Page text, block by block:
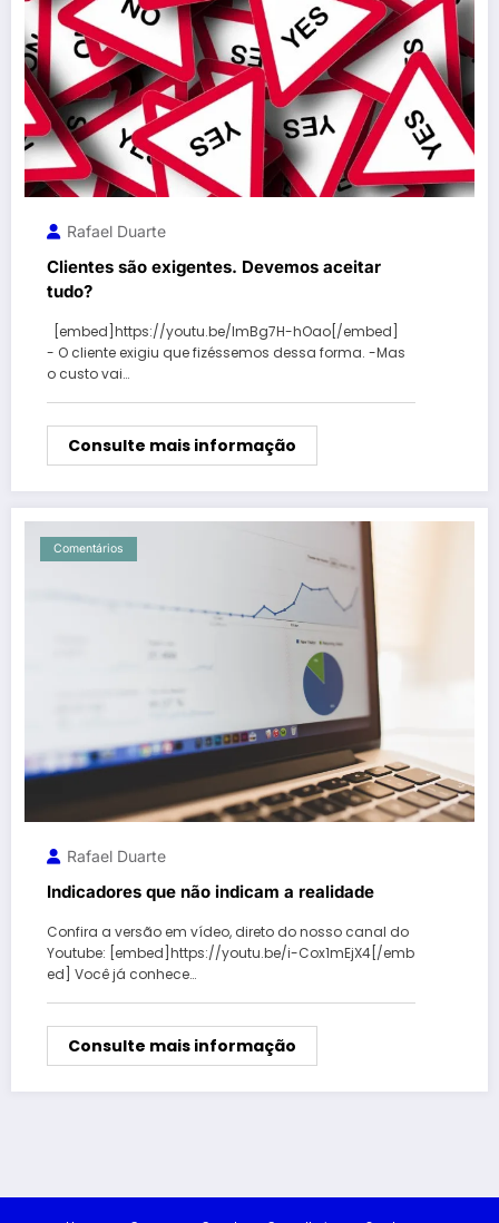
Rafael Duarte
Clientes são exigentes. Devemos aceitar
tudo?
[embed]https://youtu.be/lmBg7H-hOao[/embed]
- O cliente exigiu que fizéssemos dessa forma. -Mas
o custo vai…
Consulte mais informação
Comentários
Rafael Duarte
Indicadores que não indicam a realidade
Confira a versão em vídeo, direto do nosso canal do
Youtube: [embed]https://youtu.be/i-Cox1mEjX4[/emb
ed] Você já conhece…
Consulte mais informação